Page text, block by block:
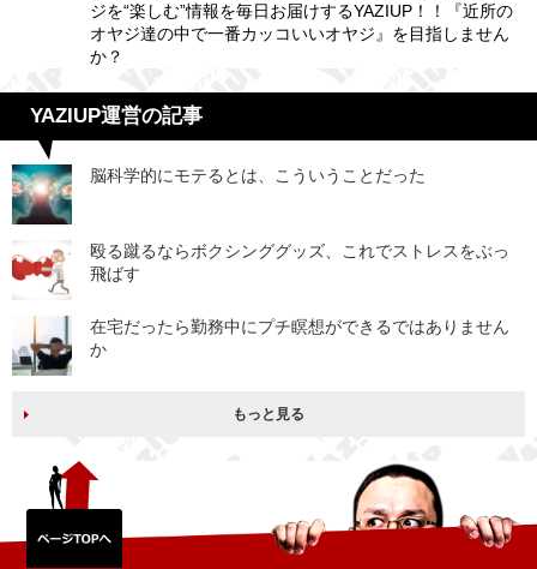
ジを“楽しむ”情報を毎日お届けするYAZIUP！！『近所の
オヤジ達の中で一番カッコいいオヤジ』を目指しません
か？
YAZIUP運営の記事
脳科学的にモテるとは、こういうことだった
殴る蹴るならボクシンググッズ、これでストレスをぶっ
飛ばす
在宅だったら勤務中にプチ瞑想ができるではありません
か
もっと見る